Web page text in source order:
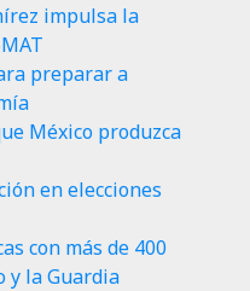
impulsa la
preparar a
México produzca
en elecciones
con más de 400
y la Guardia